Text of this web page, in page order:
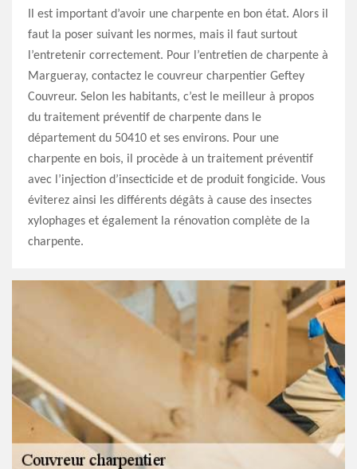
Il est important d’avoir une charpente en bon état. Alors il
faut la poser suivant les normes, mais il faut surtout
l’entretenir correctement. Pour l’entretien de charpente à
Margueray, contactez le couvreur charpentier Geftey
Couvreur. Selon les habitants, c’est le meilleur à propos
du traitement préventif de charpente dans le
département du 50410 et ses environs. Pour une
charpente en bois, il procède à un traitement préventif
avec l’injection d’insecticide et de produit fongicide. Vous
éviterez ainsi les différents dégâts à cause des insectes
xylophages et également la rénovation complète de la
charpente.